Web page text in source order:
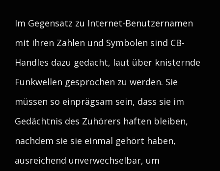
Im Gegensatz zu Internet-Benutzernamen
mit ihren Zahlen und Symbolen sind CB-
Handles dazu gedacht, laut über knisternde
Funkwellen gesprochen zu werden. Sie
müssen so einprägsam sein, dass sie im
Gedächtnis des Zuhörers haften bleiben,
nachdem sie sie einmal gehört haben,
ausreichend unverwechselbar, um